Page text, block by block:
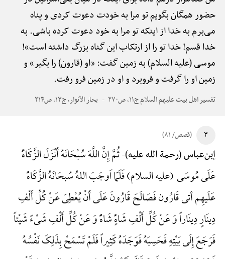
حضور همگان بگویم تو مرا به خودت دعوت کردی و پناه
می‌برم به خدا از اینکه تو مرا به خود دعوت کرده باشی. به
خدا قسم! خدا تو را از ارتکاب این گناه بزرگ داشته است»!
موسی (علیه السلام) به زمین گفت: «او (قارون) را بگیر» و
زمین او را گرفت و فروبرد و او در زمین فرو رفت.
تفسیر اهل بیت علیهم السلام ج۱۱، ص۲۷۰ بحار الأنوار، ج۱۳، ص۲۱۴
۳ (قصص/ ۸۱)
إبن‌عباس (رحمة الله علیه)-ثُمَّ إِنَّ اللَّهَ سُبْحَانَهُ أَنْزَلَ الزَّکَاهًَْ
عَلَی مُوسَی (علیه السلام) فَلَمّا اَوجَبَ اللهُ سُبحَانَهُ الزَّکَاهًَْ
عَلَیهِم أتی قَارُون فَصَالَحَ قَارُونَ عَلَی أَنْ یُعْطِیَ عَنْ کُلِّ أَلْفِ
دِینَارٍ دِینَاراً وَ عَنْ کُلِّ أَلْفِ شَاهًٍْ شَاهًًْ وَ عَنْ کُلِّ أَلْفِ شَیْءً شَیْئاً
فَرَجَعَ إِلَی بَیْتِهِ فَحَسِبَهُ فَوَجَدَهُ کَثِیراً فَلَمْ تَسْمَحْ بِذَلِکَ نَفْسُهُ